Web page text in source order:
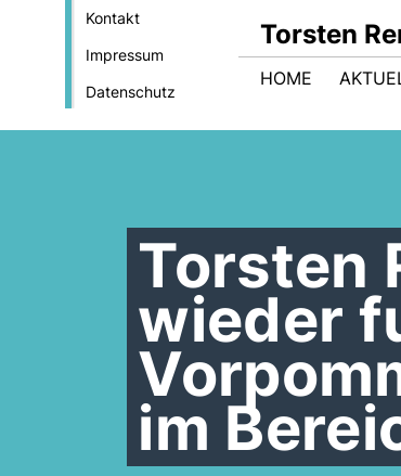
Kontakt
Impressum
Datenschutz
Torsten
HOME
Torsten
wieder
im